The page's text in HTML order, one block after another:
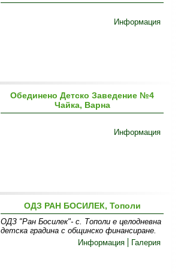
Информация
Обединено Детско Заведение №4
Чайка, Варна
Информация
ОДЗ РАН БОСИЛЕК, Тополи
ОДЗ "Ран Босилек"- с. Тополи е целодневна
детска градина с общинско финансиране.
Информация
Галерия